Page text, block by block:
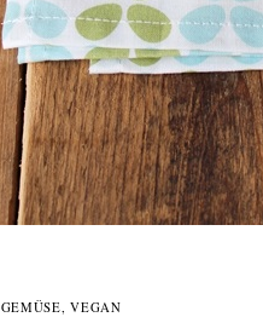
GEMÜSE ,VEGAN